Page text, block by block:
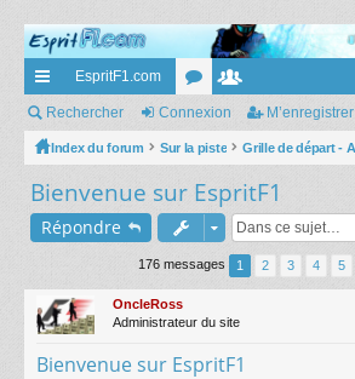
cc
ès
ra
pi
EspritF1.com
or
u
m
s
e
m
br
es
Rechercher Connexion M’enregistrer
Index du forum Sur la piste
Bienvenue sur EspritF1
Répondre
176 messages 1 2 3 4 5
OncleRoss
Administrateur du site
Bienvenue sur EspritF1